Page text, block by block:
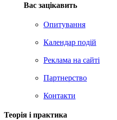
Вас зацікавить
Опитування
Календар подій
Реклама на сайтi
Партнерство
Контакти
Теорія i практика